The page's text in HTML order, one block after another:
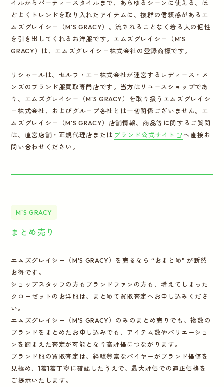
イルからパーティースタイルまで、あらゆるシーンに使える、ほ
どよくトレンドを取り入れたアイテムに、抜群の信頼感があるエ
ムズグレイシー（M’S GRACY）。流されることなく着る人の個性
を引き出してくれるお洋服です。エムズグレイシー（M’S
GRACY）は、エムズグレイシー株式会社の登録商標です。
リシャールは、セルフ・エー株式会社が運営するレディース・メ
ンズのブランド服買取専門店です。当方はリユースショップであ
り、エムズグレイシー（M'S GRACY）を取り扱うエムズグレイシ
ー株式会社、およびグループ各社とは一切関係ございません。エ
ムズグレイシー（M'S GRACY）店舗情報、商品等に関するご質問
は、直営店舗・正規代理店または ブランド公式サイト
へ直接お
問い合わせください。
M'S GRACY
まとめ売り
エムズグレイシー（M'S GRACY）を売るなら “おまとめ" が断然
お得です。
ショップスタッフの方もブランドファンの方も、増えてしまった
クローゼットのお洋服は、まとめて買取査定へお申し込みくださ
い。
エムズグレイシー（M'S GRACY）のみのまとめ売りでも、複数の
ブランドをまとめたお申し込みでも、アイテム数やバリエーショ
ンを踏まえた査定が可能となり高評価につながります。
ブランド服の買取査定は、経験豊富なバイヤーがブランド価値を
見極め、1着1着丁寧に確認したうえで、最大評価での適正価格を
ご提示いたします。